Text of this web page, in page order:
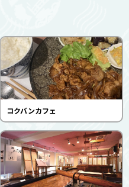
コクバンカフェ